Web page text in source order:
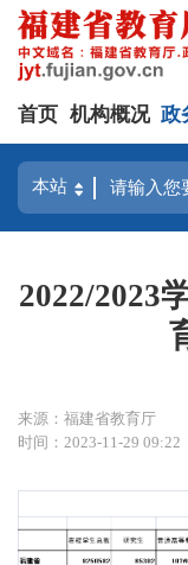
首页 机构概况 政
2022/2023
来源：福建省教育厅
时间：2023-11-29 09:22